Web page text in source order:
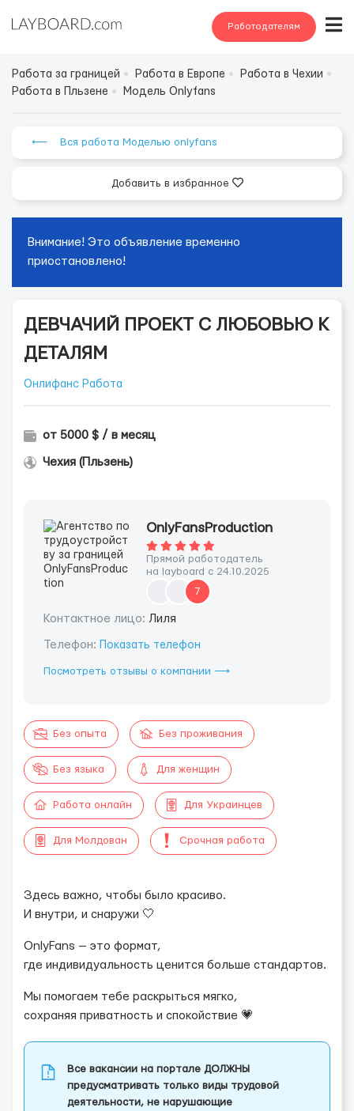
Работодателям
Работа за границей Работа в Европе
Работа в Чехии
Работа в Пльзене
Модель Onlyfans
⟵ Вся работа Моделью onlyfans
Добавить в избранное
Внимание! Это объявление временно
приостановлено!
ДЕВЧАЧИЙ ПРОЕКТ С ЛЮБОВЬЮ К
ДЕТАЛЯМ
Онлифанс Работа
от 5000 $ / в месяц
Чехия (Пльзень)
OnlyFansProduction
Прямой работодатель
на layboard с 24.10.2025
7
Контактное лицо: Лиля
Телефон: Показать телефон
Посмотреть отзывы о компании ⟶
Без опыта Без проживания
Без языка Для женщин
Работа онлайн Для Украинцев
Для Молдован Срочная работа
Здесь важно, чтобы было красиво.
И внутри, и снаружи 🤍
OnlyFans — это формат,
где индивидуальность ценится больше стандартов.
Мы помогаем тебе раскрыться мягко,
сохраняя приватность и спокойствие 💗
Все вакансии на портале ДОЛЖНЫ
предусматривать только виды трудовой
деятельности, не нарушающие